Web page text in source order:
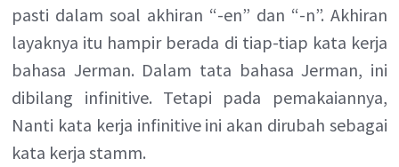
pasti dalam soal akhiran “-en” dan “-n”. Akhiran
layaknya itu hampir berada di tiap-tiap kata kerja
bahasa Jerman. Dalam tata bahasa Jerman, ini
dibilang infinitive. Tetapi pada pemakaiannya,
Nanti kata kerja infinitive ini akan dirubah sebagai
kata kerja stamm.